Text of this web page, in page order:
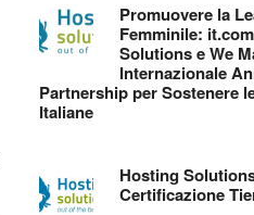
Promuovere la
Femminile:
Solutions e We
Internazionale
Partnership per Sostenere
Italiane
Hosting
Certificazione